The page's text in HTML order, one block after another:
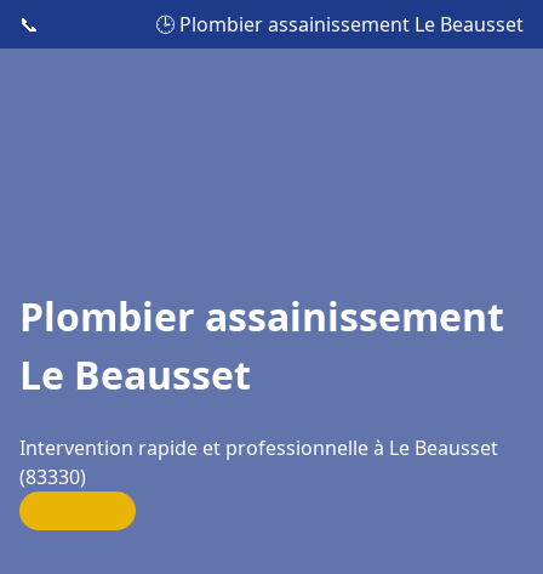
📞 🕒 Plombier assainissement Le Beausset
Plombier assainissement
Le Beausset
Intervention rapide et professionnelle à Le Beausset
(83330)